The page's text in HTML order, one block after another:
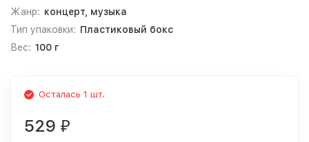
Жанр: концерт, музыка
Тип упаковки: Пластиковый бокс
Вес: 100 г
Осталась 1 шт.
529 ₽